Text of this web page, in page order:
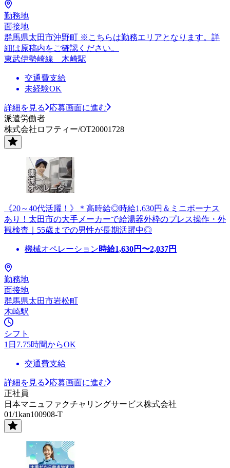
勤務地
面接地
群馬県太田市沖野町 ※こちらは勤務エリアとなります。詳
細は原稿内をご確認ください。
東武伊勢崎線 木崎駅
交通費支給
未経験OK
詳細を見る
応募画面に進む
派遣労働者
株式会社ロフティー/OT20001728
《20～40代活躍！》＊高時給◎時給1,630円＆ミニボーナス
あり！太田市の大手メーカーで給湯器外枠のプレス操作・外
観検査｜55歳までの男性が長期活躍中◎
機械オペレーション時給1,630円〜2,037円
勤務地
面接地
群馬県太田市岩松町
木崎駅
シフト
1日7.75時間からOK
交通費支給
詳細を見る
応募画面に進む
正社員
日本マニュファクチャリングサービス株式会社
01/1kan100908-T